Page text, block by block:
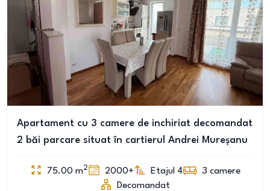
Apartament cu 3 camere de inchiriat decomandat
2 băi parcare situat în cartierul Andrei Mureșanu
75.00 m2 2000+ Etajul 4 3 camere
Decomandat